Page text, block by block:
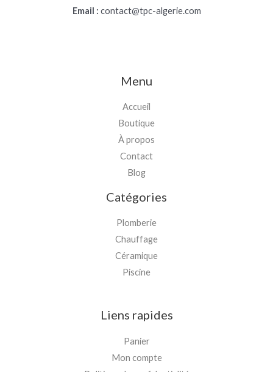
Email : contact@tpc-algerie.com
Menu
Accueil
Boutique
À propos
Contact
Blog
Catégories
Plomberie
Chauffage
Céramique
Piscine
Liens rapides
Panier
Mon compte